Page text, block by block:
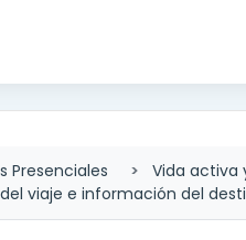
Presenciales Vida activa
viaje e información del